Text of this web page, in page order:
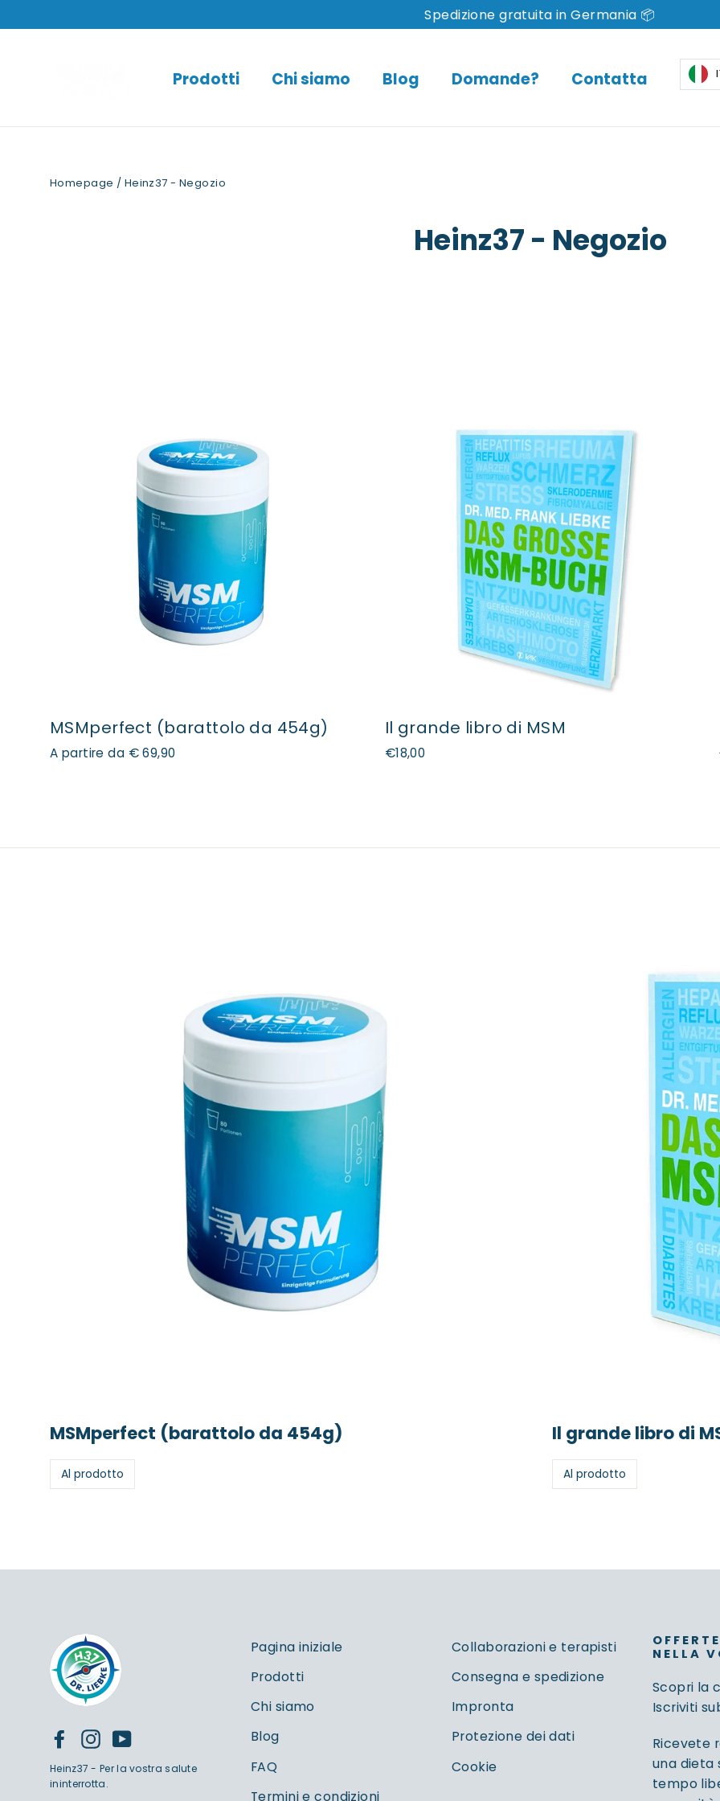
al
Spedizione gratuita in Germania 📦
Prodotti Chi siamo Blog Domande? Contatta
Homepage / Heinz37 - Negozio
Heinz37 - Negozio
MSMperfect (barattolo da 454g)
A partire da € 69,90
Il grande libro di MSM
€18,00
MSMperfect (barattolo da 454g)
Al prodotto
Il grande libro di
Al prodotto
FacebookInstagram
Heinz37 - Per la vostra salute
ininterrotta.
Pagina iniziale
Prodotti
Chi siamo
Blog
FAQ
Termini e condizioni
Collaborazioni e terapisti
Consegna e spedizione
Impronta
Protezione dei dati
Cookie
NELLA
Scopri la
Iscriviti
Ricevete
una dieta
tempo